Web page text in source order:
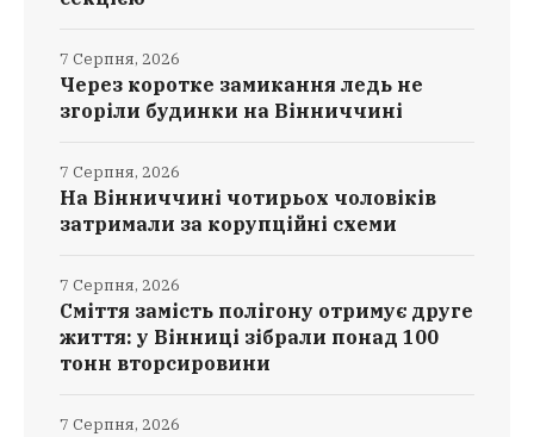
Через коротке замикання ледь не
згоріли будинки на Вінниччині
7 Серпня, 2026
На Вінниччині чотирьох чоловіків
затримали за корупційні схеми
7 Серпня, 2026
Сміття замість полігону отримує друге
життя: у Вінниці зібрали понад 100
тонн вторсировини
7 Серпня, 2026
7 Серпня, 2026